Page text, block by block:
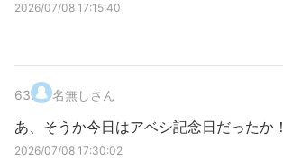
2026/07/08 17:15:40
63. 名無しさん
あ、そうか今日はアベシ記念日だったか！
2026/07/08 17:30:02